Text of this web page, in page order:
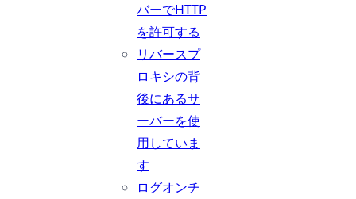
バーでHTTP
を許可する
リバースプ
ロキシの背
後にあるサ
ーバーを使
用していま
す
ログオンチ